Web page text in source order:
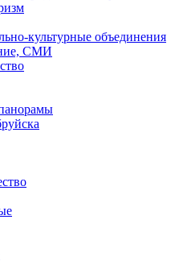
культурные объединения
СМИ